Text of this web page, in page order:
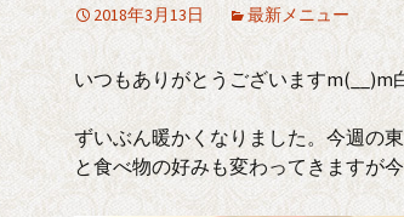
2018年3月13日 最新メニュー
いつもありがとうございますm(__)m
ずいぶん暖かくなりました。今週の
と食べ物の好みも変わってきますが